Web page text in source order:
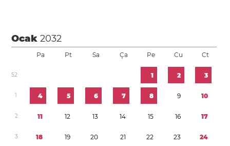
Ocak2032
Pa Pt Sa Ça Pe Cu Ct
52 1 2 3
1 4 5 6 7 8 9 10
2 11 12 13 14 15 16 17
3 18 19 20 21 22 23 24